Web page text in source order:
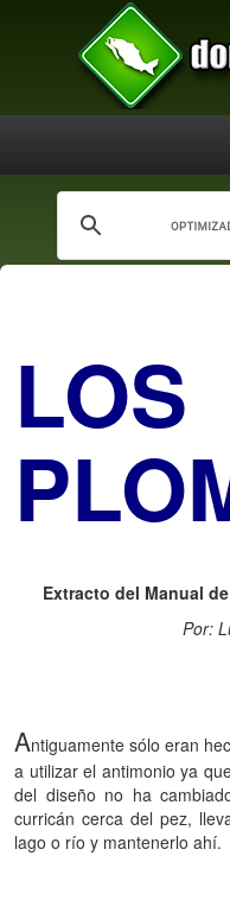
LOS
Extracto del Manual
Por:
Antiguamente sólo eran
a utilizar el antimonio ya
del diseño no ha
curricán cerca del pez,
lago o río y mantenerlo ahí.